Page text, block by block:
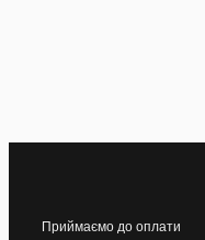
Приймаємо до оплати